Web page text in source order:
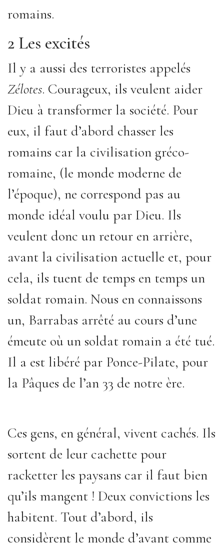
romains.
2 Les excités
Il y a aussi des terroristes appelés
Zélotes. Courageux, ils veulent aider
Dieu à transformer la société. Pour
eux, il faut d’abord chasser les
romains car la civilisation gréco-
romaine, (le monde moderne de
l’époque), ne correspond pas au
monde idéal voulu par Dieu. Ils
veulent donc un retour en arrière,
avant la civilisation actuelle et, pour
cela, ils tuent de temps en temps un
soldat romain. Nous en connaissons
un, Barrabas arrêté au cours d’une
émeute où un soldat romain a été tué.
Il a est libéré par Ponce-Pilate, pour
la Pâques de l’an 33 de notre ère.
Ces gens, en général, vivent cachés. Ils
sortent de leur cachette pour
racketter les paysans car il faut bien
qu’ils mangent ! Deux convictions les
habitent. Tout d’abord, ils
considèrent le monde d’avant comme